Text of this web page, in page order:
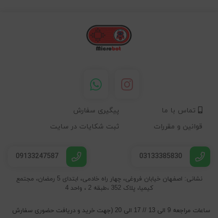
تماس با ما
پیگیری سفارش
قوانین و مقررات
ثبت شکایات در سایت
03133385830
09133247587
نشانی: اصفهان خیابان فروغی، چهار راه خادمی، ابتدای 5 رمضان، مجتمع
کیمیا، پلاک 352 ،طبقه 2 ، واحد 4
ساعات مراجعه 9 الی 13 // 17 الی 20 (جهت خرید و دریافت حضوری سفارش